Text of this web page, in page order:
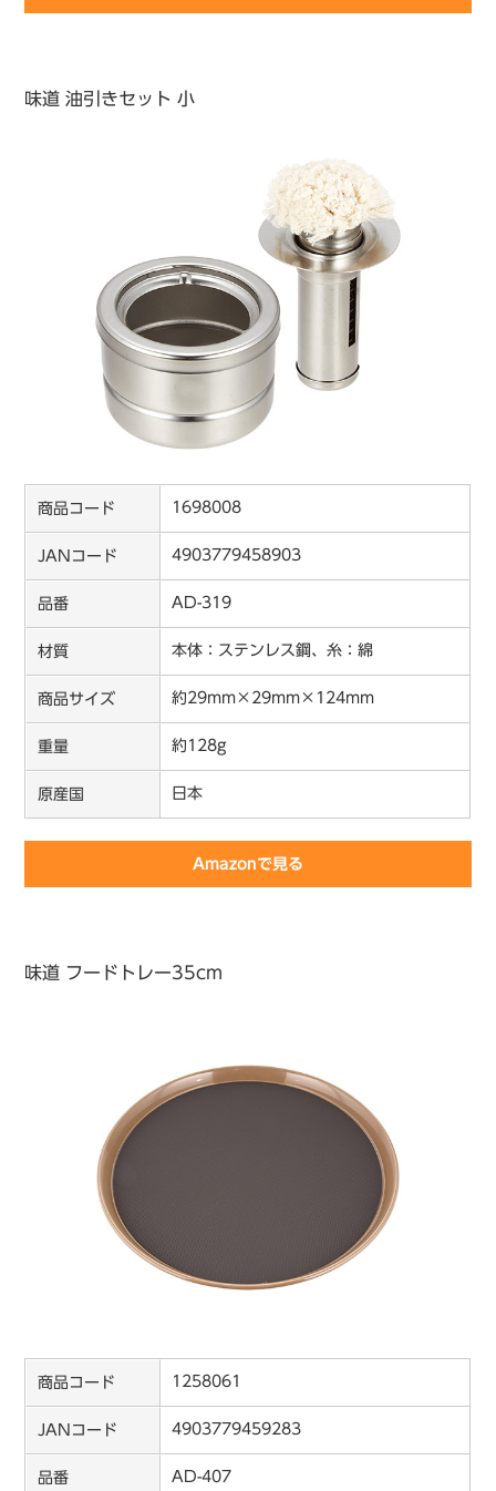
味道 油引きセット 小
商品コード 1698008
JANコード 4903779458903
品番 AD-319
材質 本体：ステンレス鋼、糸：綿
商品サイズ 約29mm×29mm×124mm
重量 約128g
原産国 日本
Amazonで見る
味道 フードトレー35cm
商品コード 1258061
JANコード 4903779459283
品番 AD-407